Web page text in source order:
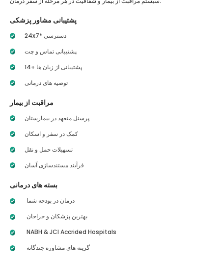
پشتیبانی مشاور پزشکی
24x7* دسترسی
پشتیبانی تماس و چت
14+ پشتیبانی از زبان ها
توصیه های درمانی
مراقبت از بیمار
پرسنل متعهد در بیمارستان
کمک در سفر و اسکان
تسهیلات حمل و نقل
فرآیند مستندسازی آسان
بسته های درمانی
درمان در بودجه شما
بهترین پزشکان و جراحان
NABH & JCI Accrided Hospitals
گزینه های مشاوره چندگانه